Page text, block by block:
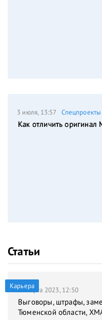
3 июля, 13:57 Спецпроекты
Как отличить оригинал
Статьи
Карьера
31 марта 2023, 12:50
Выговоры, штрафы,
Тюменской области,